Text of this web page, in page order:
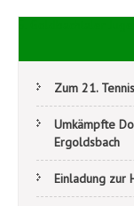
Zum 21.
Umkämpfte
Ergoldsbach
Einladung zur